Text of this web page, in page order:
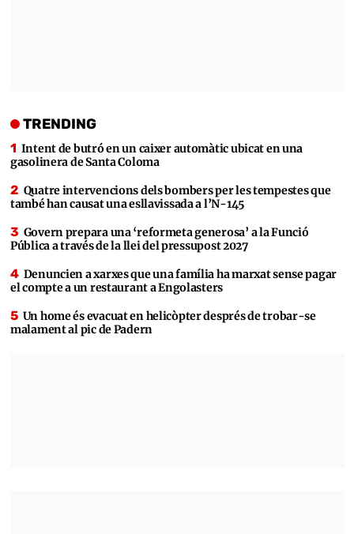
TRENDING
Intent de butró en un caixer automàtic ubicat en una
gasolinera de Santa Coloma
Quatre intervencions dels bombers per les tempestes que
també han causat una esllavissada a l’N-145
Govern prepara una ‘reformeta generosa’ a la Funció
Pública a través de la llei del pressupost 2027
Denuncien a xarxes que una família ha marxat sense pagar
el compte a un restaurant a Engolasters
Un home és evacuat en helicòpter després de trobar-se
malament al pic de Padern